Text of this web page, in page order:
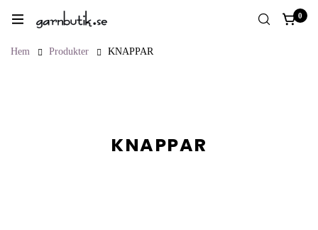
0
Hem Produkter KNAPPAR
KNAPPAR